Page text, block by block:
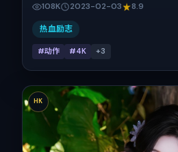
择与反转。2023年2月3日于日本首
137分钟，适合喜欢强情节与细腻表
108K 2023-02-03 8.9
热血励志
#动作 #4K +3
HK